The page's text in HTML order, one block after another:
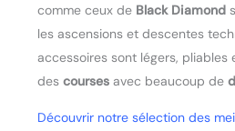
comme ceux de Black Diamond
les ascensions et descentes
accessoires sont légers,
descourses avec beaucoup de
Découvrir notre sélection des